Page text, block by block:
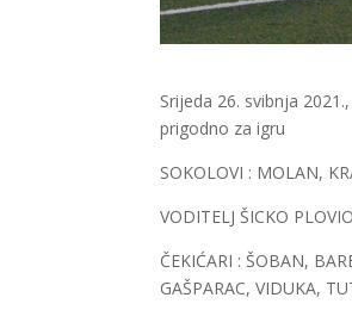
Srijeda 26. svibnja
prigodno za igru
SOKOLOVI : MOLAN,
VODITELJ ŠICKO
ČEKIĆARI : ŠOBAN,
GAŠPARAC, VIDUKA,